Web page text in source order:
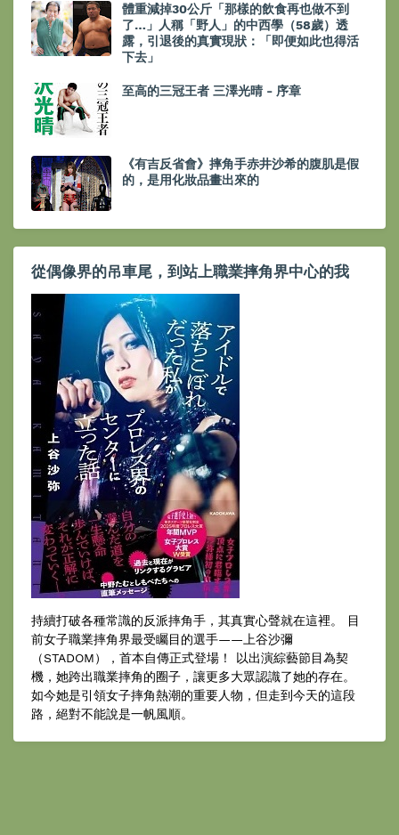
體重減掉30公斤「那樣的飲食再也做不到
了…」人稱「野人」的中西學（58歲）透
露，引退後的真實現狀：「即便如此也得活
下去」
至高的三冠王者 三澤光晴 - 序章
《有吉反省會》摔角手赤井沙希的腹肌是假
的，是用化妝品畫出來的
從偶像界的吊車尾，到站上職業摔角界中心的我
持續打破各種常識的反派摔角手，其真實心聲就在這裡。 目
前女子職業摔角界最受矚目的選手——上谷沙彌
（STADOM），首本自傳正式登場！ 以出演綜藝節目為契
機，她跨出職業摔角的圈子，讓更多大眾認識了她的存在。
如今她是引領女子摔角熱潮的重要人物，但走到今天的這段
路，絕對不能說是一帆風順。